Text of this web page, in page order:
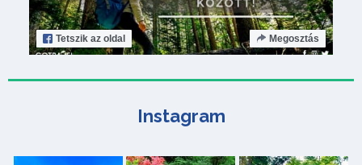
Tetszik az oldal Megosztás
Instagram